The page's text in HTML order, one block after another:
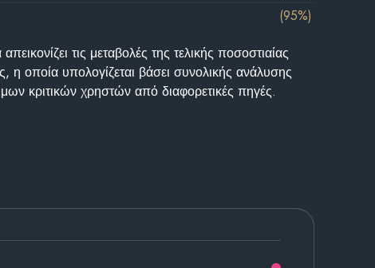
(95%)
τις μεταβολές της τελικής ποσοστιαίας
η οποία υπολογίζεται βάσει συνολικής ανάλυσης
κριτικών χρηστών από διαφορετικές πηγές.